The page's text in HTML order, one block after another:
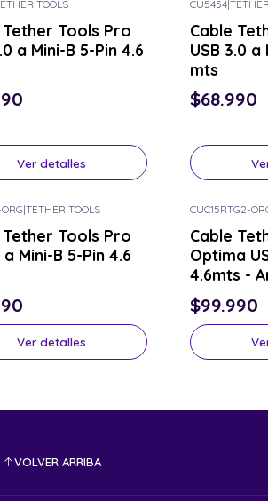
TOOLS
Tether Tools Pro
a Mini-B 5-Pin 4.6
Ver detalles
CU5454|
Cable
USB 3.0
mts
$68.990
|TETHER TOOLS
Tether Tools Pro
a Mini-B 5-Pin 4.6
Ver detalles
Consulta por el
CUC15RTG2-
Cable
Optima
4.6mts -
$99.990
VOLVER ARRIBA